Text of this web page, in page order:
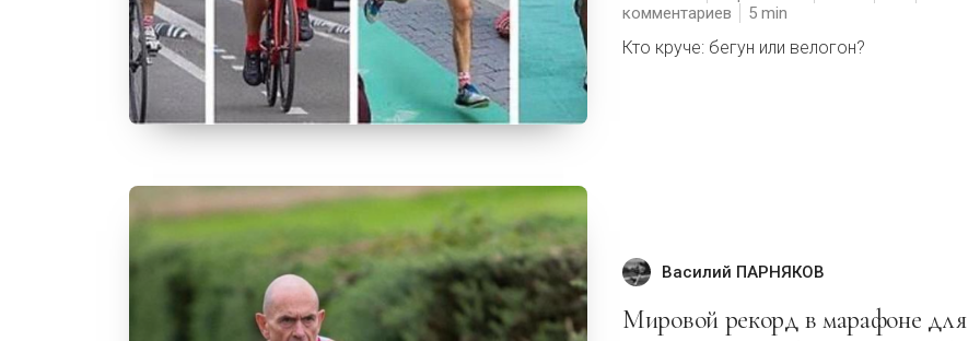
комментариев
5
Кто круче: бегун или велогон?
Василий ПАРНЯКОВ
Мировой рекорд в марафоне для